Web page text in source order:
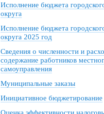
Исполнение бюджета
округа
Исполнение бюджета
округа 2025 год
Сведения о численности и
содержание работников
самоуправления
Муниципальные заказы
Инициативное бюджетирование